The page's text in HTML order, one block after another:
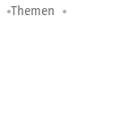
Themen